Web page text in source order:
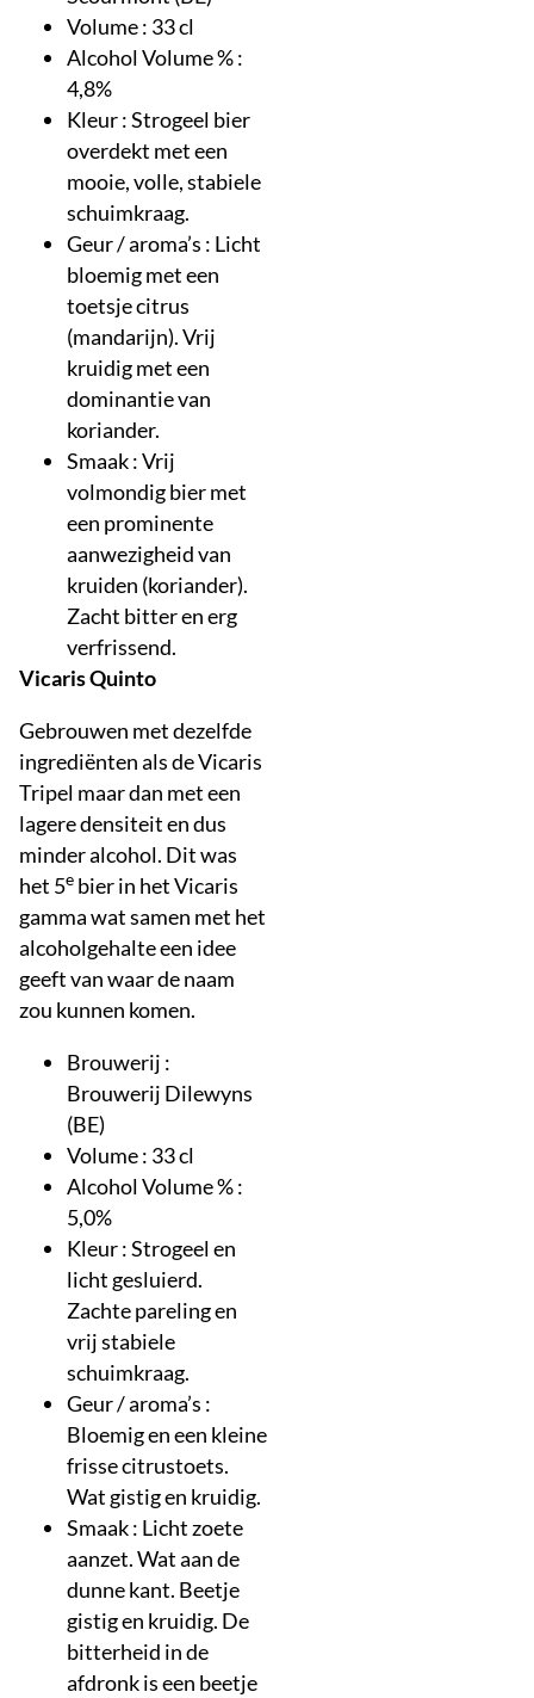
Volume : 33 cl
Alcohol Volume % :
4,8%
Kleur : Strogeel bier
overdekt met een
mooie, volle, stabiele
schuimkraag.
Geur / aroma’s : Licht
bloemig met een
toetsje citrus
(mandarijn). Vrij
kruidig met een
dominantie van
koriander.
Smaak : Vrij
volmondig bier met
een prominente
aanwezigheid van
kruiden (koriander).
Zacht bitter en erg
verfrissend.
Vicaris Quinto
Gebrouwen met dezelfde
ingrediënten als de Vicaris
Tripel maar dan met een
lagere densiteit en dus
minder alcohol. Dit was
het 5e bier in het Vicaris
gamma wat samen met het
alcoholgehalte een idee
geeft van waar de naam
zou kunnen komen.
Brouwerij :
Brouwerij Dilewyns
(BE)
Volume : 33 cl
Alcohol Volume % :
5,0%
Kleur : Strogeel en
licht gesluierd.
Zachte pareling en
vrij stabiele
schuimkraag.
Geur / aroma’s :
Bloemig en een kleine
frisse citrustoets.
Wat gistig en kruidig.
Smaak : Licht zoete
aanzet. Wat aan de
dunne kant. Beetje
gistig en kruidig. De
bitterheid in de
afdronk is een beetje